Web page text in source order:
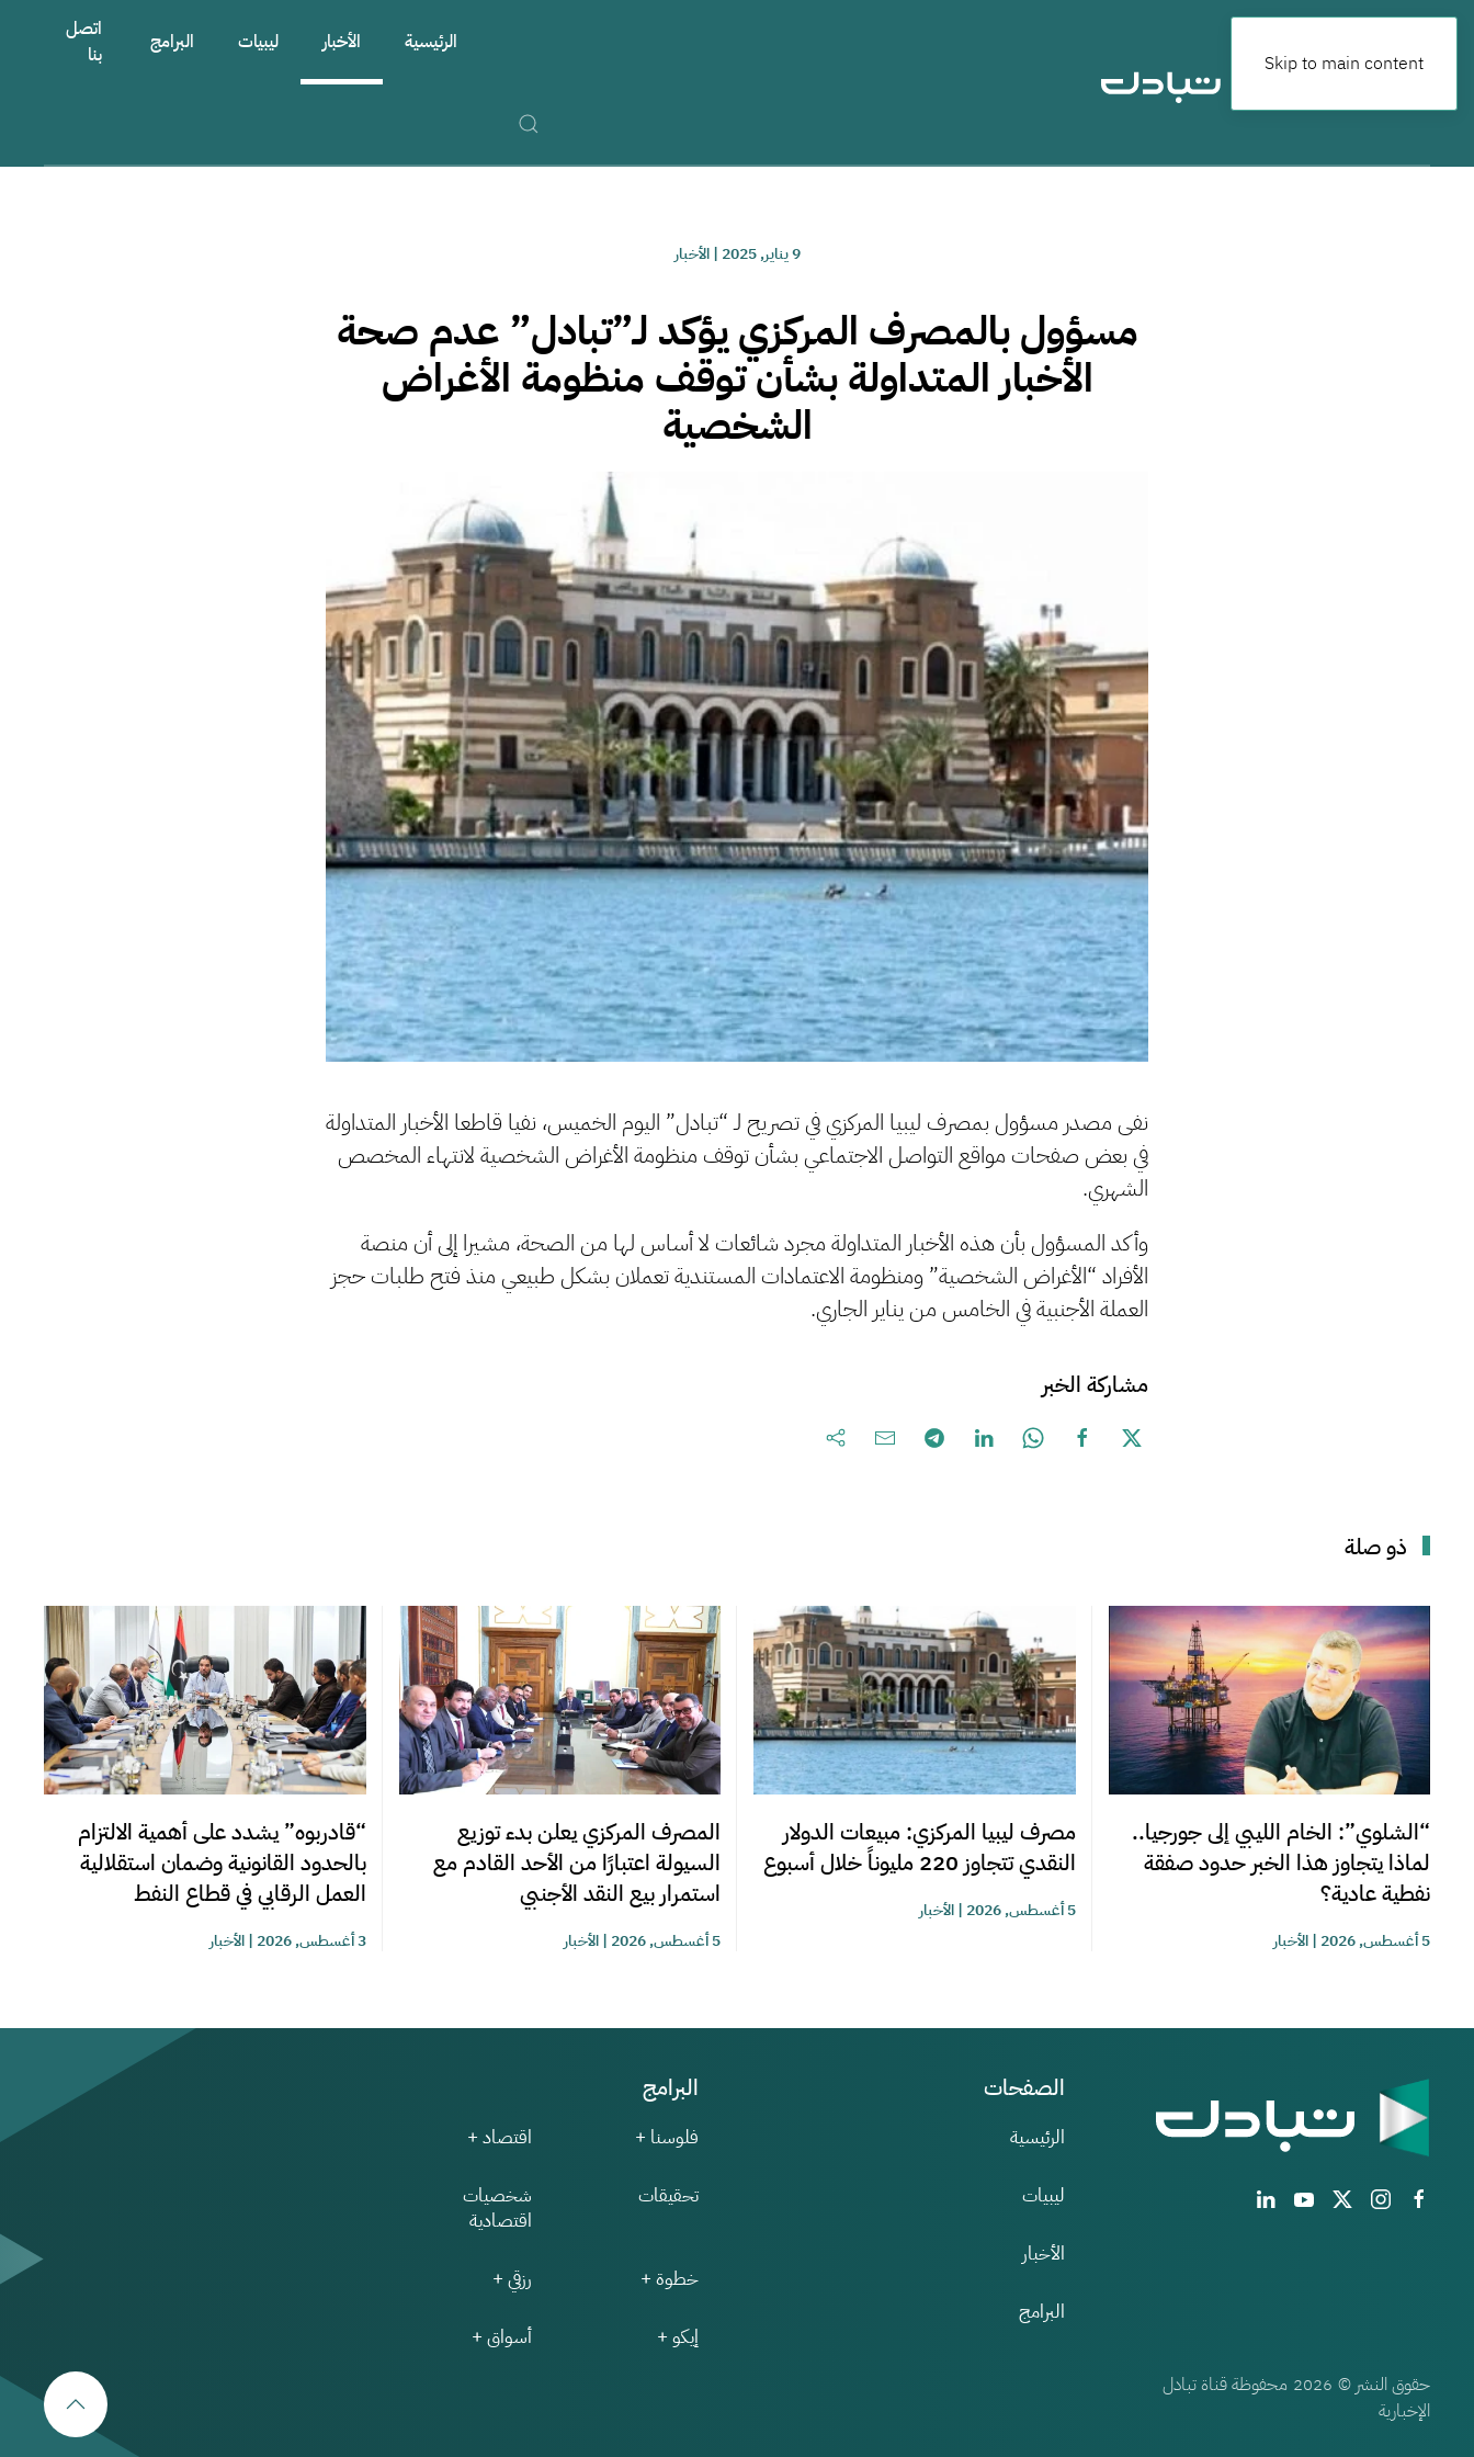
Skip to main content
الرئيسية الأخبار ليبيات البرامج
اتصل
بنا
9 يناير, 2025 |الأخبار
مسؤول بالمصرف المركزي يؤكد لـ”تبادل” عدم صحة
الأخبار المتداولة بشأن توقف منظومة الأغراض
الشخصية
نفى مصدر مسؤول بمصرف ليبيا المركزي في تصريح لـ “تبادل” اليوم الخميس، نفيا قاطعا الأخبار المتداولة
في بعض صفحات مواقع التواصل الاجتماعي بشأن توقف منظومة الأغراض الشخصية لانتهاء المخصص
الشهري.
وأكد المسؤول بأن هذه الأخبار المتداولة مجرد شائعات لا أساس لها من الصحة، مشيرا إلى أن منصة
الأفراد “الأغراض الشخصية” ومنظومة الاعتمادات المستندية تعملان بشكل طبيعي منذ فتح طلبات حجز
العملة الأجنبية في الخامس من يناير الجاري.
مشاركة الخبر
ذو صلة
“الشلوي”: الخام الليبي إلى جورجيا..
لماذا يتجاوز هذا الخبر حدود صفقة
نفطية عادية؟
5 أغسطس, 2026 |الأخبار
مصرف ليبيا المركزي: مبيعات الدولار
النقدي تتجاوز 220 مليوناً خلال أسبوع
5 أغسطس, 2026 |الأخبار
المصرف المركزي يعلن بدء توزيع
السيولة اعتبارًا من الأحد القادم مع
استمرار بيع النقد الأجنبي
5 أغسطس, 2026 |الأخبار
“قادربوه” يشدد على أهمية الالتزام
بالحدود القانونية وضمان استقلالية
العمل الرقابي في قطاع النفط
3 أغسطس, 2026 |الأخبار
الصفحات
الرئيسية
ليبيات
الأخبار
البرامج
البرامج
فلوسنا + اقتصاد +
تحقيقات
شخصيات
اقتصادية
خطوة + رزقي +
إيكو + أسواق +
حقوق النشر © 2026 محفوظة قناة تبادل
الإخبارية